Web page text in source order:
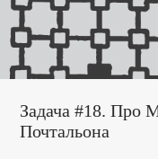
Задача #18. Про
Почтальона